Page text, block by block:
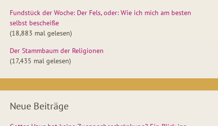
Fundstück der Woche: Der Fels, oder: Wie ich mich am besten
selbst bescheiße
(18,883 mal gelesen)
Der Stammbaum der Religionen
(17,435 mal gelesen)
Neue Beiträge